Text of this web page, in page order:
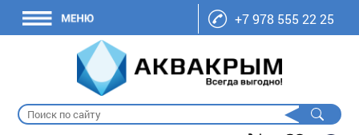
+7 978 555 22 25